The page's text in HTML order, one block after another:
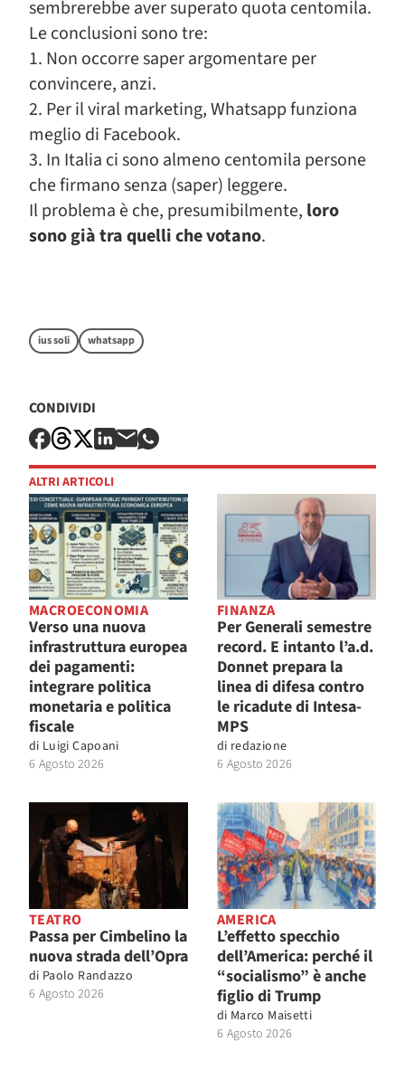
sembrerebbe aver superato quota centomila.
Le conclusioni sono tre:
1. Non occorre saper argomentare per
convincere, anzi.
2. Per il viral marketing, Whatsapp funziona
meglio di Facebook.
3. In Italia ci sono almeno centomila persone
che firmano senza (saper) leggere.
Il problema è che, presumibilmente, loro
sono già tra quelli che votano.
ius soli whatsapp
CONDIVIDI
ALTRI ARTICOLI
MACROECONOMIA
Verso una nuova
infrastruttura europea
dei pagamenti:
integrare politica
monetaria e politica
fiscale
di Luigi Capoani
6 Agosto 2026
FINANZA
Per Generali semestre
record. E intanto l’a.d.
Donnet prepara la
linea di difesa contro
le ricadute di Intesa-
MPS
di redazione
6 Agosto 2026
TEATRO
Passa per Cimbelino la
nuova strada dell’Opra
di Paolo Randazzo
6 Agosto 2026
AMERICA
L’effetto specchio
dell’America: perché il
“socialismo” è anche
figlio di Trump
di Marco Maisetti
6 Agosto 2026